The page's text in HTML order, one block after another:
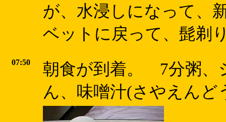
が、水浸しになって
ベットに戻って、髭剃
07:50
朝食が到着。 7分粥、
ん、味噌汁(さやえんど